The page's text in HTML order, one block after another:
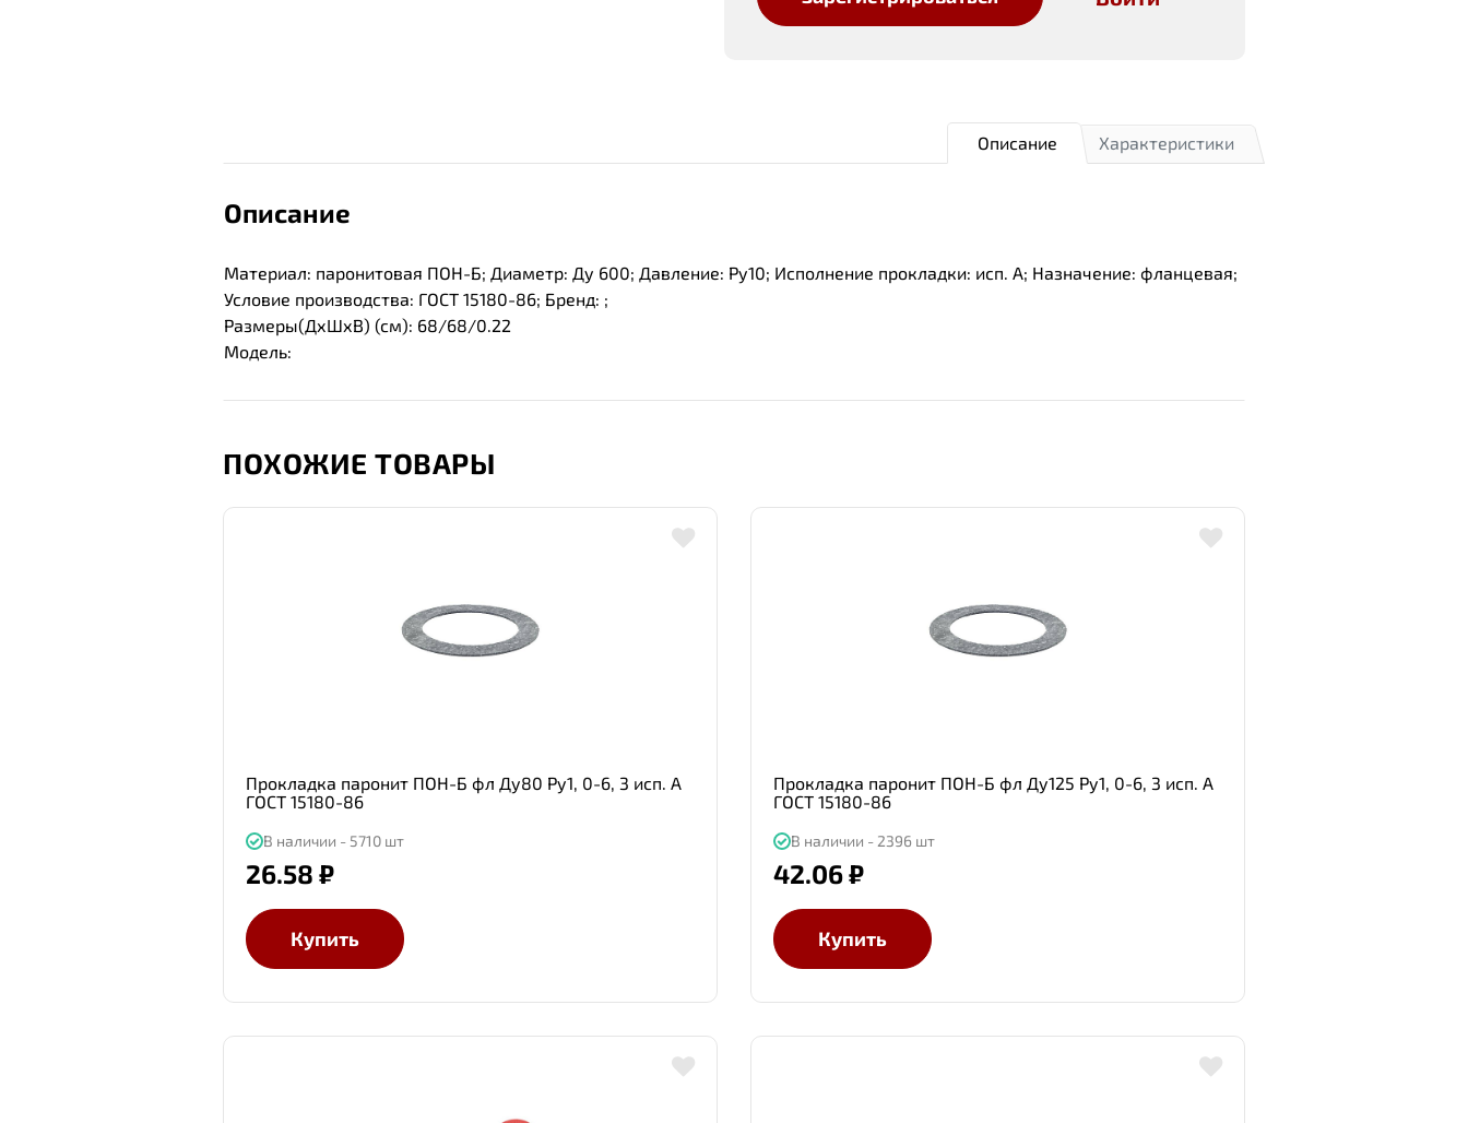
Характеристики
Описание
Описание
Материал: паронитовая ПОН-Б; Диаметр: Ду 600; Давление: Ру10; Исполнение прокладки: исп. А; Назначение: фланцевая;
Условие производства: ГОСТ 15180-86; Бренд: ;
Размеры(ДхШхВ) (см): 68/68/0.22
Модель:
ПОХОЖИЕ ТОВАРЫ
Прокладка паронит ПОН-Б фл Ду80 Ру1, 0-6, 3 исп. А
ГОСТ 15180-86
В наличии - 5710 шт
26.58 ₽
Купить
Прокладка паронит ПОН-Б фл Ду125 Ру1, 0-6, 3 исп. А
ГОСТ 15180-86
В наличии - 2396 шт
42.06 ₽
Купить